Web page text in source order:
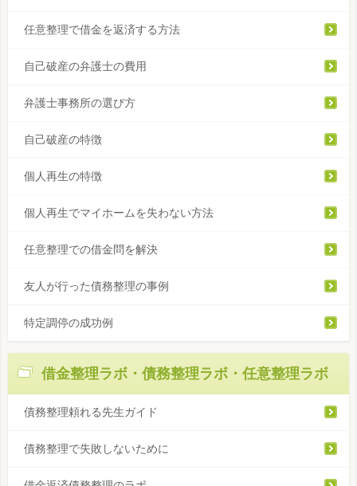
任意整理で借金を返済する方法
自己破産の弁護士の費用
弁護士事務所の選び方
自己破産の特徴
個人再生の特徴
個人再生でマイホームを失わない方法
任意整理での借金問を解決
友人が行った債務整理の事例
特定調停の成功例
借金整理ラボ・債務整理ラボ・任意整理ラボ
債務整理頼れる先生ガイド
債務整理で失敗しないために